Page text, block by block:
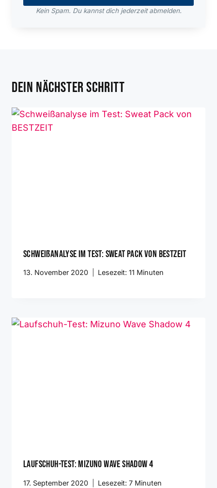
Kein Spam. Du kannst dich jederzeit abmelden.
Dein nächster Schritt
Schweißanalyse im Test: Sweat Pack von BESTZEIT
13. November 2020 Lesezeit: 11 Minuten
Laufschuh-Test: Mizuno Wave Shadow 4
17. September 2020 Lesezeit: 7 Minuten